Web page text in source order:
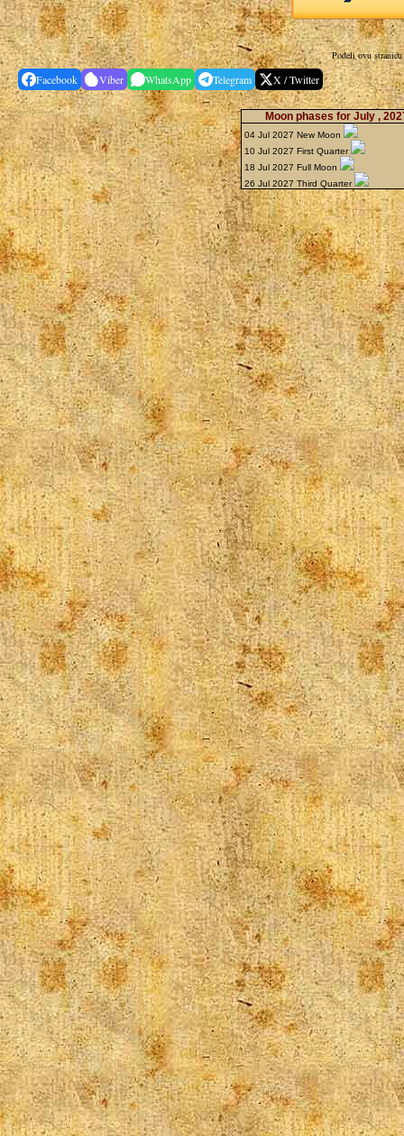
Podeli ovu stranicu
Facebook Viber WhatsApp Telegram X / Twitter
Moon phases for July ,
04 Jul 2027 New Moon
10 Jul 2027 First Quarter
18 Jul 2027 Full Moon
26 Jul 2027 Third Quarter